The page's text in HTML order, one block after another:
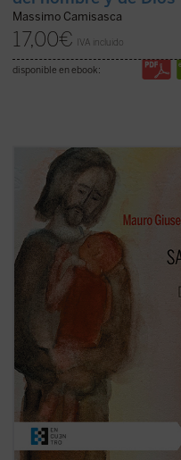
Massimo Camisasca
17,00€ IVA incluido
disponible en ebook:
San José fue llamado a
paternidad de Dios hacia el Hijo
encarnado. Una vocación, un
vividos en el silencio, porque
escucha de una Palabra que se
Presencia en su casa. Con él,
no ha querido ...
(ver ficha)